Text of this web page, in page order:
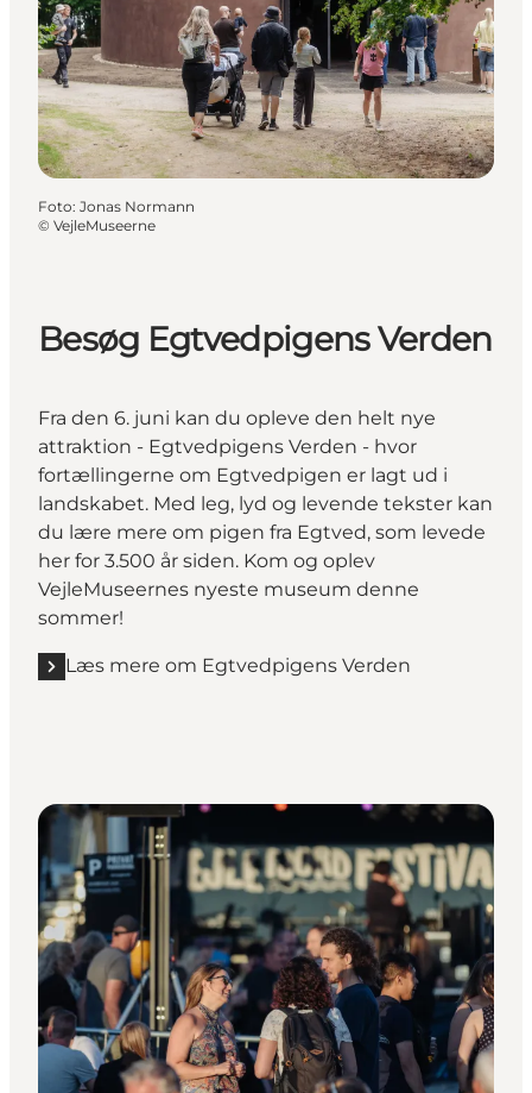
Foto: Jonas Normann
© VejleMuseerne
Besøg Egtvedpigens Verden
Fra den 6. juni kan du opleve den helt nye
attraktion - Egtvedpigens Verden - hvor
fortællingerne om Egtvedpigen er lagt ud i
landskabet. Med leg, lyd og levende tekster kan
du lære mere om pigen fra Egtved, som levede
her for 3.500 år siden. Kom og oplev
VejleMuseernes nyeste museum denne
sommer!
Læs mere om Egtvedpigens Verden